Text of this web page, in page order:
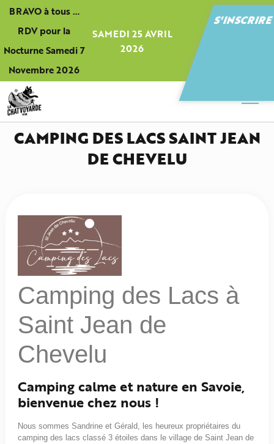
BRAVO à tous …
RDV pour la
Nocturne Samedi 7
Novembre 2026
SAMEDI 25 AVRIL
2026
S'INSCRIRE
CAMPING DES LACS SAINT JEAN
DE CHEVELU
Camping des Lacs à
Saint Jean de
Chevelu
Camping calme et nature en Savoie,
bienvenue chez nous !
Nous sommes Sandrine et Gérald, les heureux propriétaires du
camping des lacs classé 3 étoiles dans le village de Saint Jean de
Panneau de gestion des cookies